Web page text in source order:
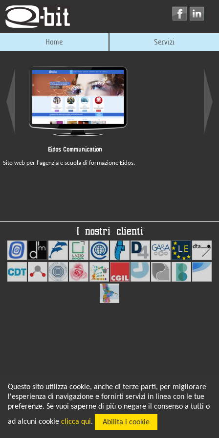
Home Servizi
Eidos Communication
Sito web per l'agenzia e scuola di formazione Eidos.
I nostri clienti
Q-bit
Q-bit di Martini Mortali Fabrizio
Tel:06.55.87.291 | Fax: 06.97.25.46.26
Mail: info@q-bit.it
Sede legale:
Via di Vigna Corsetti, 6 - 00146 Roma
P.IVA 08842571005
Questo sito utilizza cookie, anche di terze parti, per migliorare
l'esperienza di navigazione e fornirti servizi in linea con le tue
preferenze. Se vuoi saperne di più o negare il consenso a tutti o
ad alcuni cookie clicca qui. Abilita i cookie